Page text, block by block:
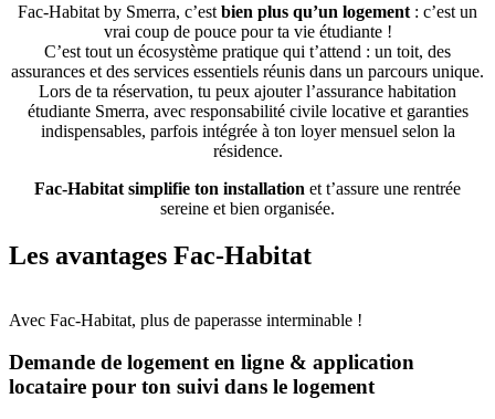
Fac-Habitat by Smerra, c’est bien plus qu’un logement : c’est un
vrai coup de pouce pour ta vie étudiante !
C’est tout un écosystème pratique qui t’attend : un toit, des
assurances et des services essentiels réunis dans un parcours unique.
Lors de ta réservation, tu peux ajouter l’assurance habitation
étudiante Smerra, avec responsabilité civile locative et garanties
indispensables, parfois intégrée à ton loyer mensuel selon la
résidence.
Fac-Habitat simplifie ton installation et t’assure une rentrée
sereine et bien organisée.
Les avantages Fac-Habitat
Avec Fac-Habitat, plus de paperasse interminable !
Demande de logement en ligne & application
locataire pour ton suivi dans le logement